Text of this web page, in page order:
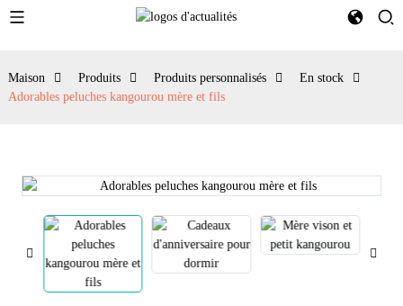
Maison Produits Produits personnalisés
En stock
Adorables peluches kangourou mère et fils